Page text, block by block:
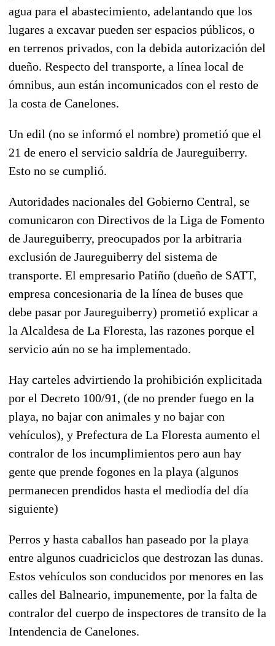
agua para el abastecimiento, adelantando que los
lugares a excavar pueden ser espacios públicos, o
en terrenos privados, con la debida autorización del
dueño. Respecto del transporte, a línea local de
ómnibus, aun están incomunicados con el resto de
la costa de Canelones.
Un edil (no se informó el nombre) prometió que el
21 de enero el servicio saldría de Jaureguiberry.
Esto no se cumplió.
Autoridades nacionales del Gobierno Central, se
comunicaron con Directivos de la Liga de Fomento
de Jaureguiberry, preocupados por la arbitraria
exclusión de Jaureguiberry del sistema de
transporte. El empresario Patiño (dueño de SATT,
empresa concesionaria de la línea de buses que
debe pasar por Jaureguiberry) prometió explicar a
la Alcaldesa de La Floresta, las razones porque el
servicio aún no se ha implementado.
Hay carteles advirtiendo la prohibición explicitada
por el Decreto 100/91, (de no prender fuego en la
playa, no bajar con animales y no bajar con
vehículos), y Prefectura de La Floresta aumento el
contralor de los incumplimientos pero aun hay
gente que prende fogones en la playa (algunos
permanecen prendidos hasta el mediodía del día
siguiente)
Perros y hasta caballos han paseado por la playa
entre algunos cuadriciclos que destrozan las dunas.
Estos vehículos son conducidos por menores en las
calles del Balneario, impunemente, por la falta de
contralor del cuerpo de inspectores de transito de la
Intendencia de Canelones.